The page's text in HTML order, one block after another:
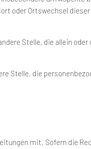
oder Ortswechsel
Stelle, die allein
Stelle, die
mit. Sofern die